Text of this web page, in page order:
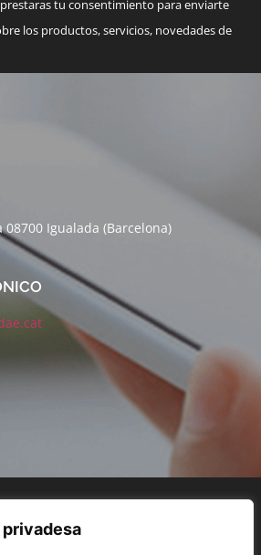
tu consentimiento para enviarte
los productos, servicios, novedades de
08700 Igualada (Barcelona)